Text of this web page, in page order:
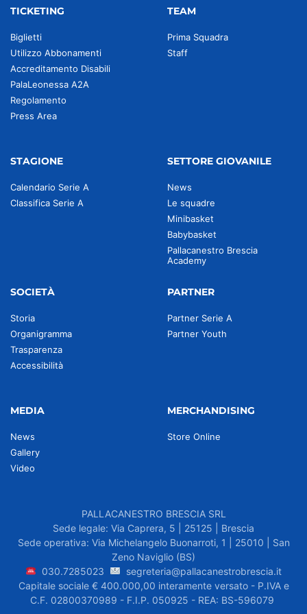
TICKETING
Biglietti
Utilizzo Abbonamenti
Accreditamento Disabili
PalaLeonessa A2A
Regolamento
Press Area
TEAM
Prima Squadra
Staff
STAGIONE
Calendario Serie A
Classifica Serie A
SETTORE GIOVANILE
News
Le squadre
Minibasket
Babybasket
Pallacanestro Brescia
Academy
SOCIETÀ
Storia
Organigramma
Trasparenza
Accessibilità
PARTNER
Partner Serie A
Partner Youth
MEDIA
News
Gallery
Video
MERCHANDISING
Store Online
PALLACANESTRO BRESCIA SRL
Sede legale: Via Caprera, 5 | 25125 | Brescia
Sede operativa: Via Michelangelo Buonarroti, 1 | 25010 | San
Zeno Naviglio (BS)
030.7285023
segreteria@pallacanestrobrescia.it
Capitale sociale € 400.000,00 interamente versato - P.IVA e
C.F. 02800370989 - F.I.P. 050925 - REA: BS-596079